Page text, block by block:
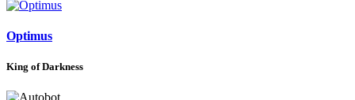
Optimus
King of Darkness